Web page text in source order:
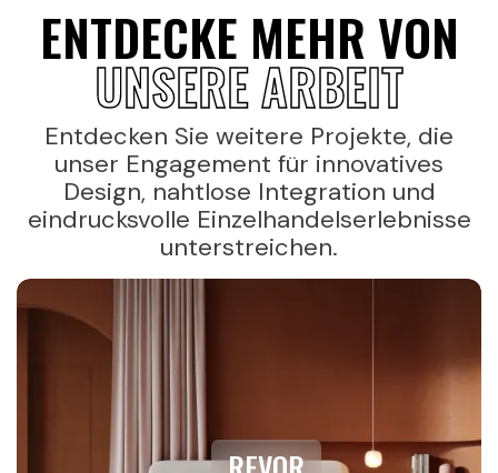
ENTDECKE MEHR VON
UNSERE ARBEIT
Entdecken Sie weitere Projekte, die
unser Engagement für innovatives
Design, nahtlose Integration und
eindrucksvolle Einzelhandelserlebnisse
unterstreichen.